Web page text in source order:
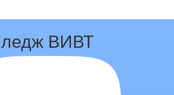
ВИВТ